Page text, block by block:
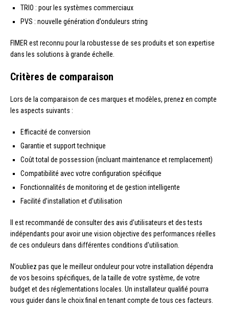
TRIO : pour les systèmes commerciaux
PVS : nouvelle génération d’onduleurs string
FIMER est reconnu pour la robustesse de ses produits et son expertise
dans les solutions à grande échelle.
Critères de comparaison
Lors de la comparaison de ces marques et modèles, prenez en compte
les aspects suivants :
Efficacité de conversion
Garantie et support technique
Coût total de possession (incluant maintenance et remplacement)
Compatibilité avec votre configuration spécifique
Fonctionnalités de monitoring et de gestion intelligente
Facilité d’installation et d’utilisation
Il est recommandé de consulter des avis d’utilisateurs et des tests
indépendants pour avoir une vision objective des performances réelles
de ces onduleurs dans différentes conditions d’utilisation.
N’oubliez pas que le meilleur onduleur pour votre installation dépendra
de vos besoins spécifiques, de la taille de votre système, de votre
budget et des réglementations locales. Un installateur qualifié pourra
vous guider dans le choix final en tenant compte de tous ces facteurs.